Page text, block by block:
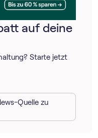
auf deine
Starte jetzt
Quelle zu